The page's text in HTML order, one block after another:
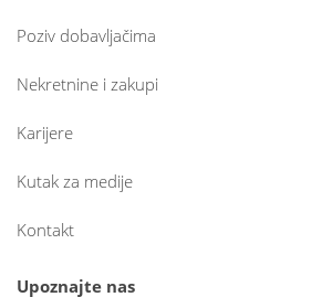
Poziv dobavljačima
Nekretnine i zakupi
Karijere
Kutak za medije
Kontakt
Upoznajte nas